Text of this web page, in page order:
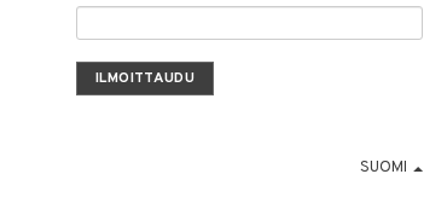
SUOMI